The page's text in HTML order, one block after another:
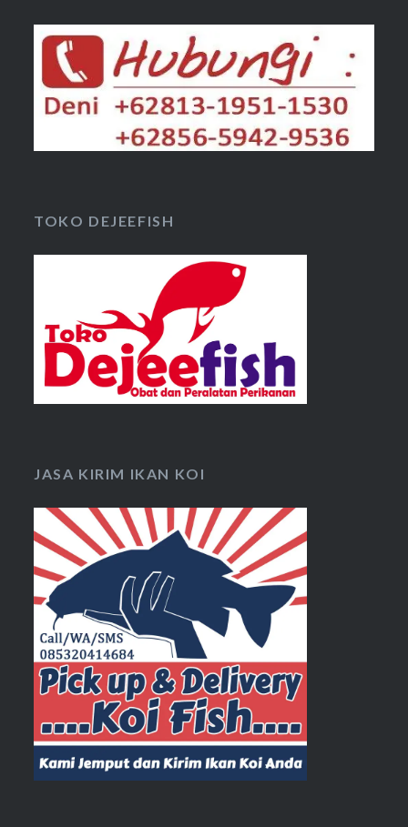
TOKO DEJEEFISH
JASA KIRIM IKAN KOI